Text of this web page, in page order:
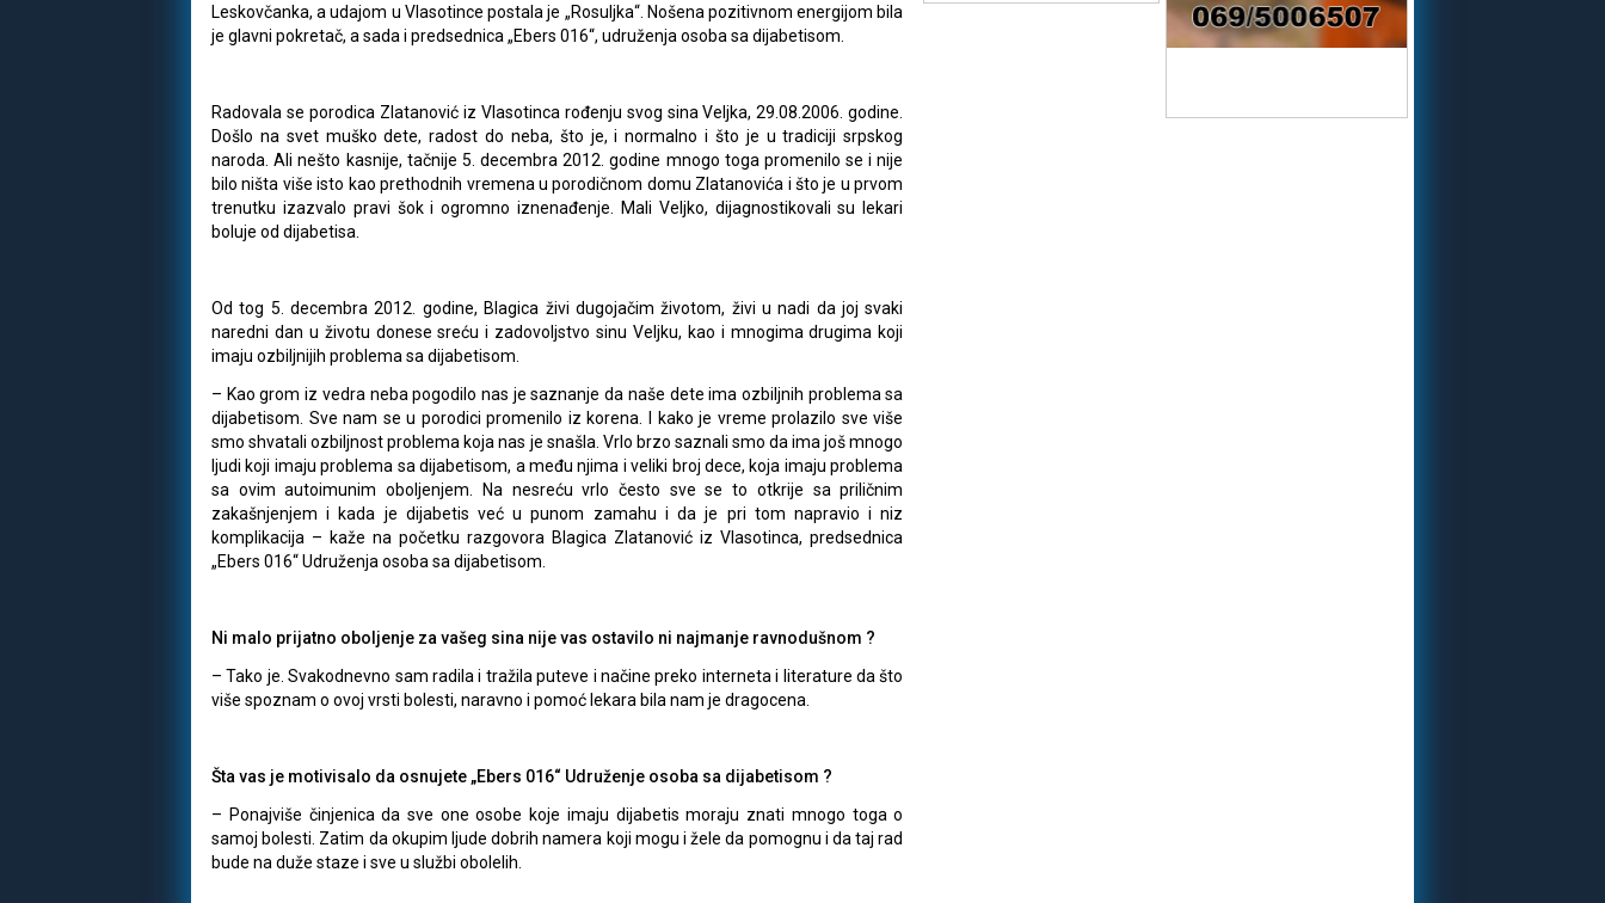
Leskovčanka, a udajom u Vlasotince postala je „Rosuljka“. Nošena pozitivnom energijom bila
je glavni pokretač, a sada i predsednica „Ebers 016“, udruženja osoba sa dijabetisom.
Radovala se porodica Zlatanović iz Vlasotinca rođenju svog sina Veljka, 29.08.2006. godine.
Došlo na svet muško dete, radost do neba, što je, i normalno i što je u tradiciji srpskog
naroda. Ali nešto kasnije, tačnije 5. decembra 2012. godine mnogo toga promenilo se i nije
bilo ništa više isto kao prethodnih vremena u porodičnom domu Zlatanovića i što je u prvom
trenutku izazvalo pravi šok i ogromno iznenađenje. Mali Veljko, dijagnostikovali su lekari
boluje od dijabetisa.
Od tog 5. decembra 2012. godine, Blagica živi dugojačim životom, živi u nadi da joj svaki
naredni dan u životu donese sreću i zadovoljstvo sinu Veljku, kao i mnogima drugima koji
imaju ozbiljnijih problema sa dijabetisom.
– Kao grom iz vedra neba pogodilo nas je saznanje da naše dete ima ozbiljnih problema sa
dijabetisom. Sve nam se u porodici promenilo iz korena. I kako je vreme prolazilo sve više
smo shvatali ozbiljnost problema koja nas je snašla. Vrlo brzo saznali smo da ima još mnogo
ljudi koji imaju problema sa dijabetisom, a među njima i veliki broj dece, koja imaju problema
sa ovim autoimunim oboljenjem. Na nesreću vrlo često sve se to otkrije sa priličnim
zakašnjenjem i kada je dijabetis već u punom zamahu i da je pri tom napravio i niz
komplikacija – kaže na početku razgovora Blagica Zlatanović iz Vlasotinca, predsednica
„Ebers 016“ Udruženja osoba sa dijabetisom.
Ni malo prijatno oboljenje za vašeg sina nije vas ostavilo ni najmanje ravnodušnom ?
– Tako je. Svakodnevno sam radila i tražila puteve i načine preko interneta i literature da što
više spoznam o ovoj vrsti bolesti, naravno i pomoć lekara bila nam je dragocena.
Šta vas je motivisalo da osnujete „Ebers 016“ Udruženje osoba sa dijabetisom ?
– Ponajviše činjenica da sve one osobe koje imaju dijabetis moraju znati mnogo toga o
samoj bolesti. Zatim da okupim ljude dobrih namera koji mogu i žele da pomognu i da taj rad
bude na duže staze i sve u službi obolelih.